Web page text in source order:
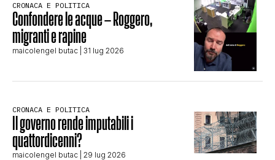
CRONACA E POLITICA
Confondere le acque – Roggero,
migranti e rapine
maicolengel butac | 31 lug 2026
CRONACA E POLITICA
Il governo rende imputabili i
quattordicenni?
maicolengel butac | 29 lug 2026